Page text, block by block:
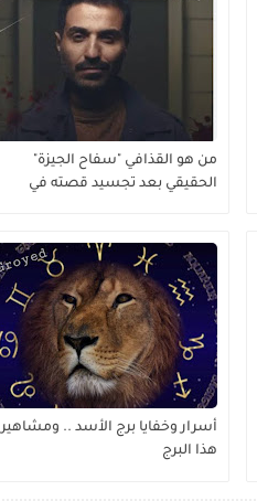
من هو القذافي "سفاح الجيزة"
الحقيقي بعد تجسيد قصته في
أسرار وخفايا برج الأسد .. ومشاهير
هذا البرج